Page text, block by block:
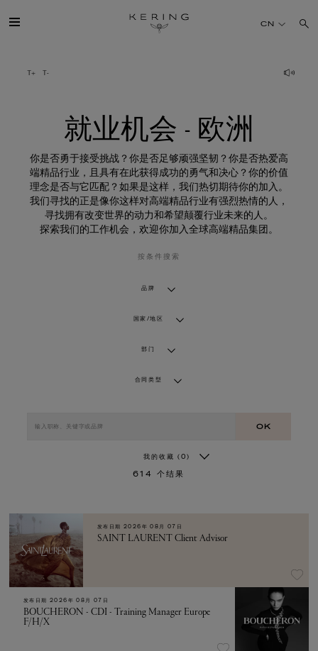
业
机
可持续发展
FINANCE
加入我们
CN
就业机会 - 欧洲
你是否勇于接受挑战？你是否足够顽强坚韧？你是否热爱高
端精品行业，且具有在此获得成功的勇气和决心？你的价值
理念是否与它匹配？如果是这样，我们热切期待你的加入。
我们寻找的正是像你这样对高端精品行业有强烈热情的人，
寻找拥有改变世界的动力和希望颠覆行业未来的人。
探索我们的工作机会，欢迎你加入全球高端精品集团。
按条件搜索
品牌
国家/地区
部门
合同类型
OK
我的收藏 (0)
614 个结果
发布日期 2026年 08月 07日
SAINT LAURENT Client Advisor
发布日期 2026年 08月 07日
BOUCHERON - CDI - Training Manager Europe
F/H/X